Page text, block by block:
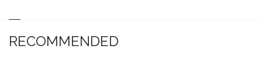
RECOMMENDED